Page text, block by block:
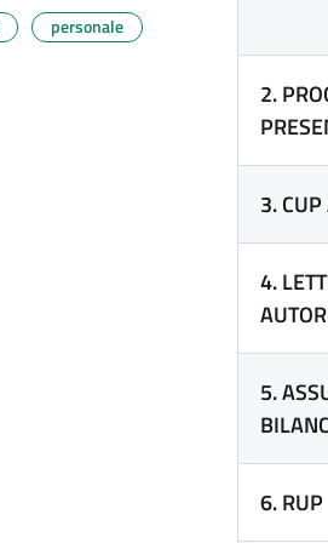
2.
3. CUP
4.
5.
6. RUP
personale